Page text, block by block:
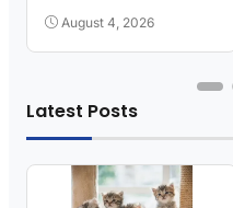
August 4, 2026
Latest Posts